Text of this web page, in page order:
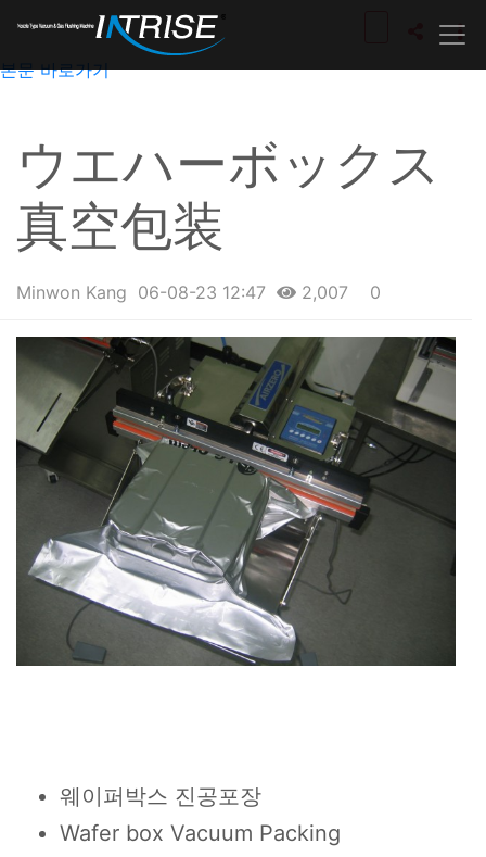
본문 바로가기
ウエハーボックス
真空包装
Minwon Kang 06-08-23 12:47 2,007 0
본문
웨이퍼박스 진공포장
Wafer box Vacuum Packing